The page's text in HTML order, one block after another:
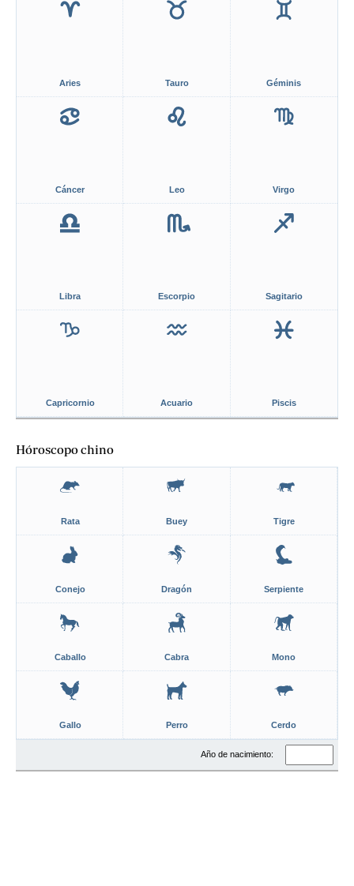
Aries Tauro Géminis
Cáncer Leo Virgo
Libra Escorpio Sagitario
Capricornio Acuario Piscis
Hóroscopo chino
Rata Buey Tigre
Conejo Dragón Serpiente
Caballo Cabra Mono
Gallo Perro Cerdo
Año de nacimiento: